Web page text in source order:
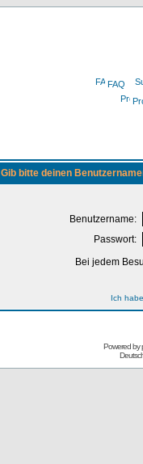
FAQ
Gib bitte deinen
Benutzername:
Passwort:
Bei jedem
Ich
Powered by